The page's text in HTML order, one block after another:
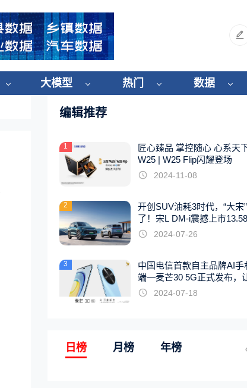
大模型 热门 数据
编辑推荐
1
匠心臻品 掌控随心 心系天
W25 | W25 Flip闪耀登场
2024-11-08
2
开创SUV油耗3时代，“大宋
了！宋L DM-i震撼上市
起
2024-07-26
3
中国电信首款自主品牌AI手
端—麦芒30 5G正式发布，
触手可及2024-07-18
日榜 月榜 年榜